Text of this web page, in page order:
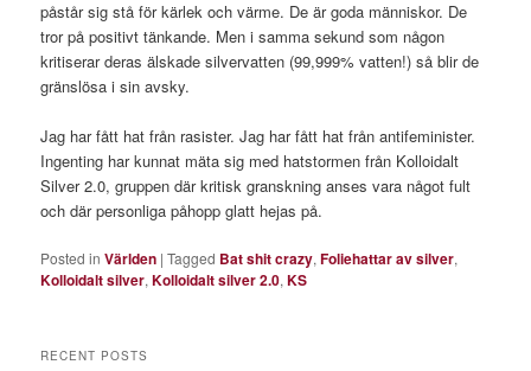
påstår sig stå för kärlek och värme. De är goda människor. De
tror på positivt tänkande. Men i samma sekund som någon
kritiserar deras älskade silvervatten (99,999% vatten!) så blir de
gränslösa i sin avsky.
Jag har fått hat från rasister. Jag har fått hat från antifeminister.
Ingenting har kunnat mäta sig med hatstormen från Kolloidalt
Silver 2.0, gruppen där kritisk granskning anses vara något fult
och där personliga påhopp glatt hejas på.
Posted in Världen |Tagged Bat shit crazy,Foliehattar av silver,
Kolloidalt silver,Kolloidalt silver 2.0,KS
RECENT POSTS